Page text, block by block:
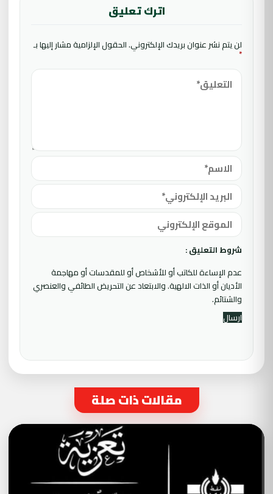
اترك تعليق
لن يتم نشر عنوان بريدك الإلكتروني.الحقول الإلزامية مشار إليها بـ
*
شروط التعليق :
عدم الإساءة للكاتب أو للأشخاص أو للمقدسات أو مهاجمة
الأديان أو الذات الالهية. والابتعاد عن التحريض الطائفي والعنصري
والشتائم.
مقالات ذات صلة